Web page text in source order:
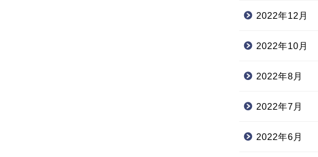
2022年12月
2022年10月
2022年8月
2022年7月
2022年6月